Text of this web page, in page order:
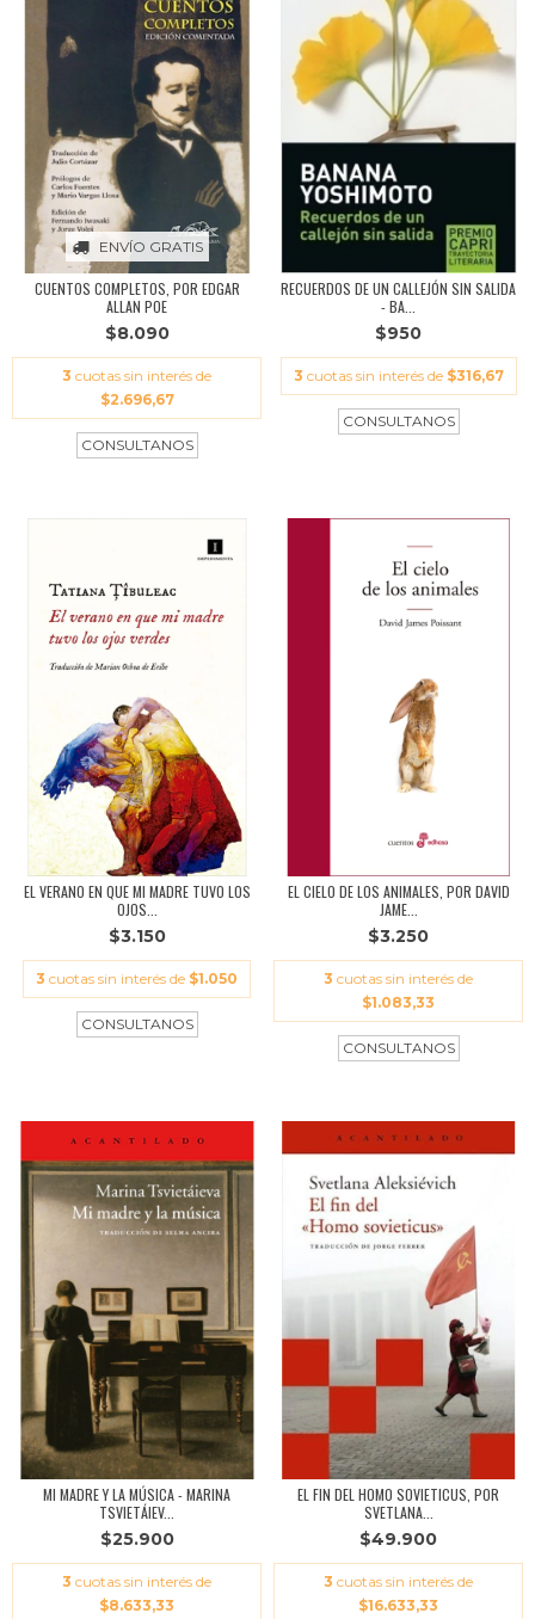
ENVÍO GRATIS
CUENTOS COMPLETOS, POR EDGAR
ALLAN POE
$8.090
3 cuotas sin interés de
$2.696,67
RECUERDOS DE UN CALLEJÓN SIN SALIDA
- BA...
$950
3 cuotas sin interés de $316,67
EL VERANO EN QUE MI MADRE TUVO LOS
OJOS...
$3.150
3 cuotas sin interés de $1.050
EL CIELO DE LOS ANIMALES, POR DAVID
JAME...
$3.250
3 cuotas sin interés de
$1.083,33
MI MADRE Y LA MÚSICA - MARINA
TSVIETÁIEV...
$25.900
3 cuotas sin interés de
$8.633,33
EL FIN DEL HOMO SOVIETICUS, POR
SVETLANA...
$49.900
3 cuotas sin interés de
$16.633,33